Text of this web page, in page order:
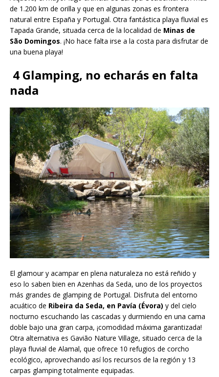
de 1.200 km de orilla y que en algunas zonas es frontera
natural entre España y Portugal. Otra fantástica playa fluvial es
Tapada Grande, situada cerca de la localidad de Minas de
São Domingos. ¡No hace falta irse a la costa para disfrutar de
una buena playa!
4 Glamping, no echarás en falta
nada
El glamour y acampar en plena naturaleza no está reñido y
eso lo saben bien en Azenhas da Seda, uno de los proyectos
más grandes de glamping de Portugal. Disfruta del entorno
acuático de Ribeira da Seda, en Pavía (Évora) y del cielo
nocturno escuchando las cascadas y durmiendo en una cama
doble bajo una gran carpa, ¡comodidad máxima garantizada!
Otra alternativa es Gavião Nature Village, situado cerca de la
playa fluvial de Alamal, que ofrece 10 refugios de corcho
ecológico, aprovechando así los recursos de la región y 13
carpas glamping totalmente equipadas.